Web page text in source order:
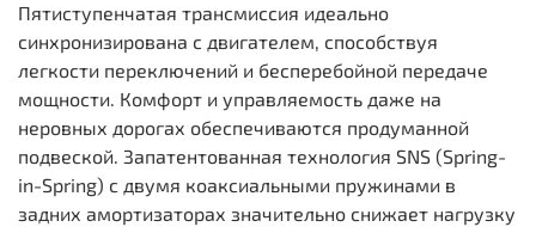
Пятиступенчатая трансмиссия идеально
синхронизирована с двигателем, способствуя
легкости переключений и бесперебойной передаче
мощности. Комфорт и управляемость даже на
неровных дорогах обеспечиваются продуманной
подвеской. Запатентованная технология SNS (Spring-
in-Spring) с двумя коаксиальными пружинами в
задних амортизаторах значительно снижает нагрузку